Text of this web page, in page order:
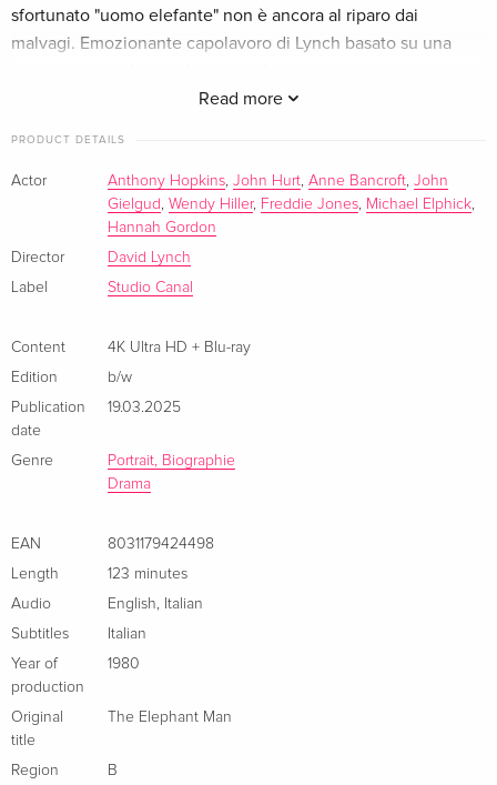
40th Anniversary Edition, b/w, Limited
Edition, Restored, Steelbook, 4K Ultra HD + 2
Sold out
Italian
4Kult, 4K Ultra HD + Blu-ray
Italian
Read more
sfortunato "uomo elefante" non è ancora al riparo dai
malvagi. Emozionante capolavoro di Lynch basato su una
PRODUCT DETAILS
Actor Anthony Hopkins, John Hurt, Anne Bancroft, John
Gielgud , Wendy Hiller, Freddie Jones, Michael Elphick,
Hannah Gordon
Director
David Lynch
Label
Studio Canal
Content
4K Ultra HD + Blu-ray
Edition
b/w
Publication
date
19.03.2025
Genre
Portrait, Biographie
Drama
EAN
8031179424498
Length
123 minutes
Audio
English, Italian
Subtitles
Italian
Year of
production
1980
Original
title
The Elephant Man
Region B